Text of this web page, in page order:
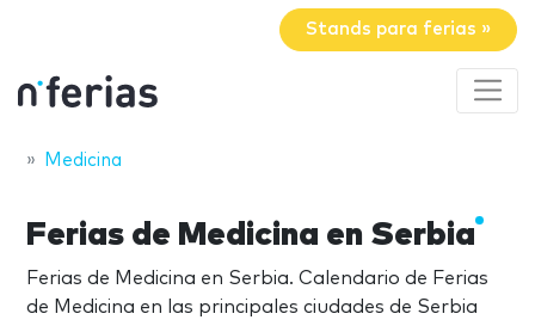
Stands para ferias »
Medicina
Ferias de Medicina en Serbia
Ferias de Medicina en Serbia. Calendario de Ferias
de Medicina en las principales ciudades de Serbia